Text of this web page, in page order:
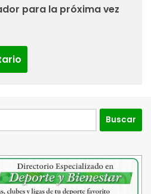
para la próxima vez